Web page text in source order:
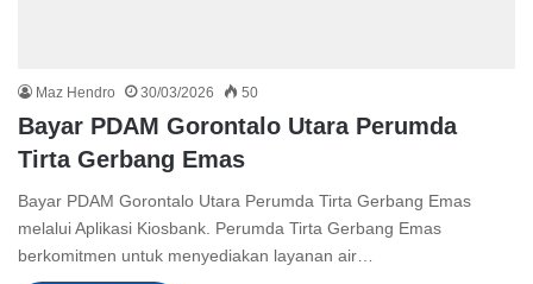
Maz Hendro 30/03/2026 50
Bayar PDAM Gorontalo Utara Perumda
Tirta Gerbang Emas
Bayar PDAM Gorontalo Utara Perumda Tirta Gerbang Emas
melalui Aplikasi Kiosbank. Perumda Tirta Gerbang Emas
berkomitmen untuk menyediakan layanan air…